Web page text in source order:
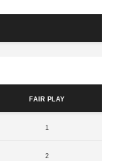
Fair Play
1
2